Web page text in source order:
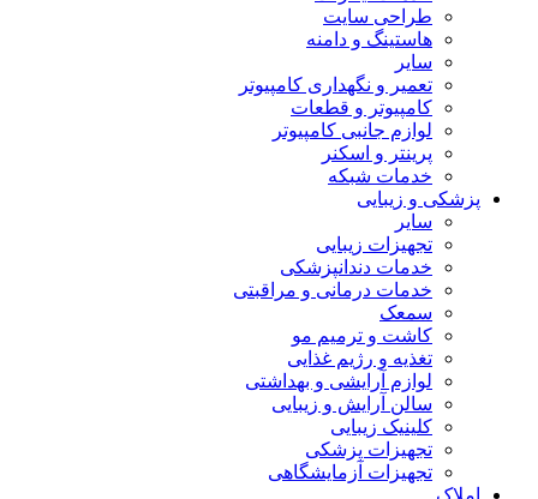
طراحی سایت
هاستینگ و دامنه
سایر
تعمیر و نگهداری کامپیوتر
کامپیوتر و قطعات
لوازم جانبی کامپیوتر
پرینتر و اسکنر
خدمات شبکه
پزشکی و زیبایی
سایر
تجهیزات زیبایی
خدمات دندانپزشکی
خدمات درمانی و مراقبتی
سمعک
کاشت و ترمیم مو
تغذیه و رژیم غذایی
لوازم آرایشی و بهداشتی
سالن آرایش و زیبایی
کلینیک زیبایی
تجهیزات پزشکی
تجهیزات آزمایشگاهی